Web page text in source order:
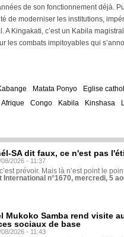
de son fonctionnement déjà.
de moderniser les institutions,
A Kingakati, c’est un Kabila
les combats impitoyables qui
Matata Ponyo Eglise
Afrique Congo Kabila Kinshasa
SA dit faux, ce n'est pas
2026 - 11:37
prévoir. Mais là n’est point le
International n°1670, mercredi, 5
Mukoko Samba rend visite
sociaux de base
2026 - 11:43